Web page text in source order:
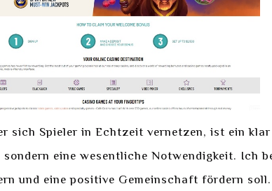
sich Spieler in Echtzeit vernetzen, ist ein
eine wesentliche Notwendigkeit. Ich
und eine positive Gemeinschaft fördern